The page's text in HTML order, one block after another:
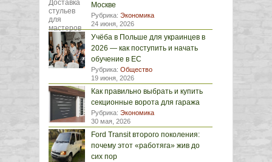
Москве
Рубрика: Экономика
24 июня, 2026
Учёба в Польше для украинцев в
2026 — как поступить и начать
обучение в ЕС
Рубрика: Общество
19 июня, 2026
Как правильно выбрать и купить
секционные ворота для гаража
Рубрика: Экономика
30 мая, 2026
Ford Transit второго поколения:
почему этот «работяга» жив до
сих пор